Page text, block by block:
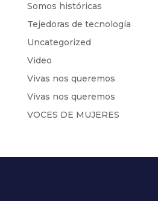
Somos históricas
Tejedoras de tecnología
Uncategorized
Video
Vivas nos queremos
Vivas nos queremos
VOCES DE MUJERES